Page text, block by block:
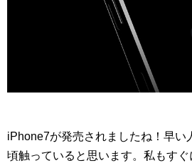
iPhone7が発売されましたね！早い
頃触っていると思います。私もす